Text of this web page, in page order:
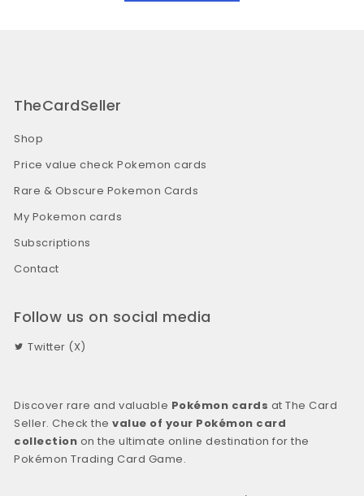
TheCardSeller
Shop
Price value check Pokemon cards
Rare & Obscure Pokemon Cards
My Pokemon cards
Subscriptions
Contact
Follow us on social media
Twitter (X)
Discover rare and valuable Pokémon cards at The Card
Seller. Check thevalue of your Pokémon card
collection on the ultimate online destination for the
Pokémon Trading Card Game.